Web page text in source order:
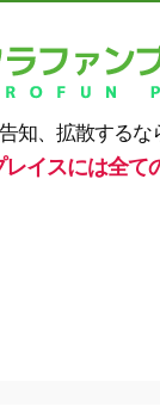
知、拡散するな
イスには全て